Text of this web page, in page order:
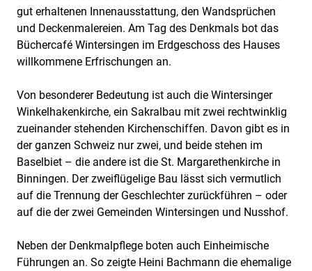
gut erhaltenen Innenausstattung, den Wandsprüchen
und Deckenmalereien. Am Tag des Denkmals bot das
Büchercafé Wintersingen im Erdgeschoss des Hauses
willkommene Erfrischungen an.
Von besonderer Bedeutung ist auch die Wintersinger
Winkelhakenkirche, ein Sakralbau mit zwei rechtwinklig
zueinander stehenden Kirchenschiffen. Davon gibt es in
der ganzen Schweiz nur zwei, und beide stehen im
Baselbiet – die andere ist die St. Margarethenkirche in
Binningen. Der zweiflügelige Bau lässt sich vermutlich
auf die Trennung der Geschlechter zurückführen – oder
auf die der zwei Gemeinden Wintersingen und Nusshof.
Neben der Denkmalpflege boten auch Einheimische
Führungen an. So zeigte Heini Bachmann die ehemalige